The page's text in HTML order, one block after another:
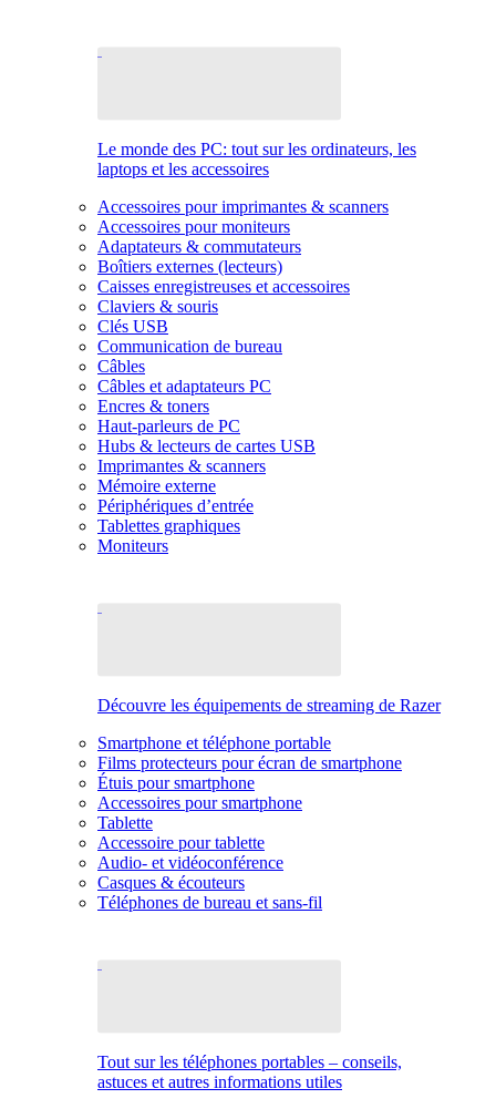
Le monde des PC: tout sur les ordinateurs, les
laptops et les accessoires
Accessoires pour imprimantes & scanners
Accessoires pour moniteurs
Adaptateurs & commutateurs
Boîtiers externes (lecteurs)
Caisses enregistreuses et accessoires
Claviers & souris
Clés USB
Communication de bureau
Câbles
Câbles et adaptateurs PC
Encres & toners
Haut-parleurs de PC
Hubs & lecteurs de cartes USB
Imprimantes & scanners
Mémoire externe
Périphériques d’entrée
Tablettes graphiques
Moniteurs
Découvre les équipements de streaming de Razer
Smartphone et téléphone portable
Films protecteurs pour écran de smartphone
Étuis pour smartphone
Accessoires pour smartphone
Tablette
Accessoire pour tablette
Audio- et vidéoconférence
Casques & écouteurs
Téléphones de bureau et sans-fil
Tout sur les téléphones portables – conseils,
astuces et autres informations utiles